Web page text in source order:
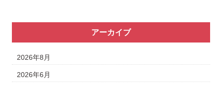
アーカイブ
2026年8月
2026年6月